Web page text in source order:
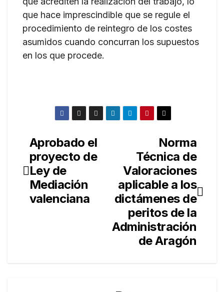
que hace imprescindible que se regule el
procedimiento de reintegro de los costes
asumidos cuando concurran los supuestos
en los que procede.
Navegación
de
entradas
Norma
Técnica de
Valoraciones
aplicable a los
dictámenes de
peritos de la
Administración
de Aragón
Aprobado el
proyecto de
Ley de
Mediación
valenciana